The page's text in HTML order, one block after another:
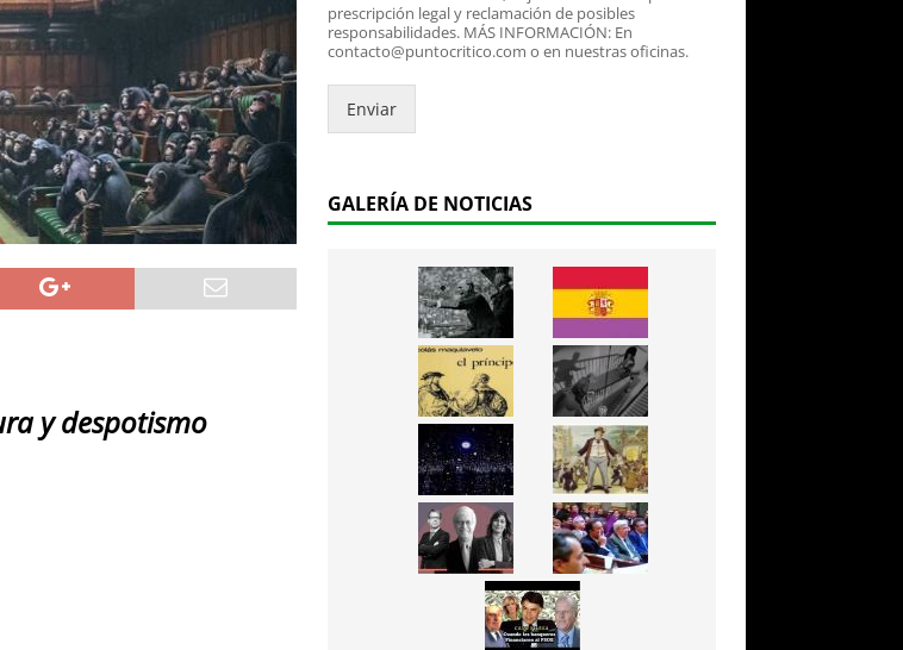
y despotismo
i
c
o
.
prescripción legal y reclamación de posibles
responsabilidades. MÁS INFORMACIÓN: En
contacto@puntocritico.com o en nuestras oficinas.
Enviar
GALERÍA DE NOTICIAS